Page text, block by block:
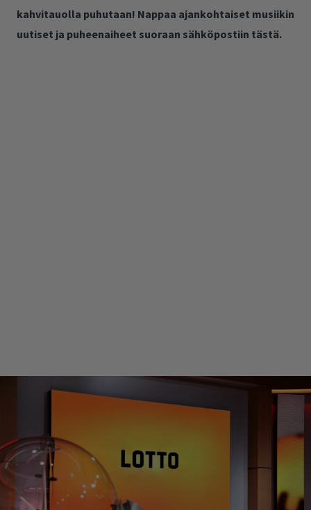
kahvitauolla puhutaan! Nappaa ajankohtaiset musiikin
uutiset ja puheenaiheet suoraan sähköpostiin tästä.